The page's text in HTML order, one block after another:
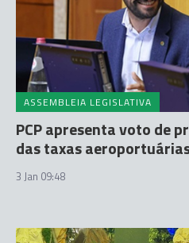
ASSEMBLEIA LEGISLATIVA
PCP apresenta voto de
das taxas
3 Jan 09:48